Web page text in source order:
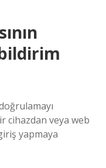
cihazdan veya web
yapmaya